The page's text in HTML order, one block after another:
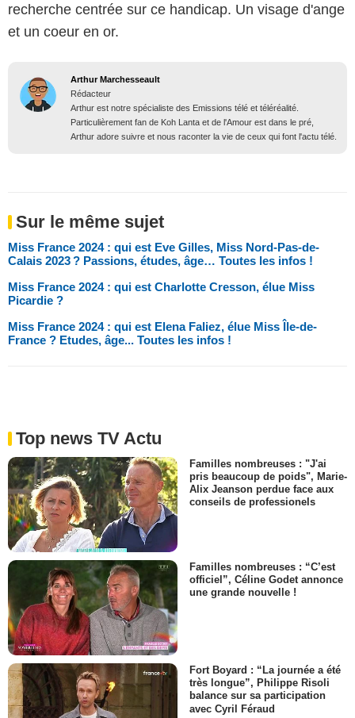
recherche centrée sur ce handicap. Un visage d'ange
et un coeur en or.
Arthur Marchesseault
Rédacteur
Arthur est notre spécialiste des Emissions télé et téléréalité.
Particulièrement fan de Koh Lanta et de l'Amour est dans le pré,
Arthur adore suivre et nous raconter la vie de ceux qui font l'actu télé.
Sur le même sujet
Miss France 2024 : qui est Eve Gilles, Miss Nord-Pas-de-
Calais 2023 ? Passions, études, âge… Toutes les infos !
Miss France 2024 : qui est Charlotte Cresson, élue Miss
Picardie ?
Miss France 2024 : qui est Elena Faliez, élue Miss Île-de-
France ? Etudes, âge... Toutes les infos !
Top news TV Actu
Familles nombreuses : "J'ai
pris beaucoup de poids", Marie-
Alix Jeanson perdue face aux
conseils de professionels
Familles nombreuses : “C’est
officiel”, Céline Godet annonce
une grande nouvelle !
Fort Boyard : “La journée a été
très longue”, Philippe Risoli
balance sur sa participation
avec Cyril Féraud